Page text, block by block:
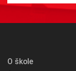
O škole